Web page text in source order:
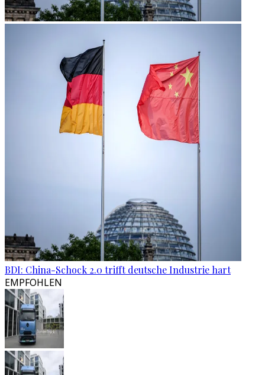
BDI: China-Schock 2.0 trifft deutsche Industrie hart
EMPFOHLEN